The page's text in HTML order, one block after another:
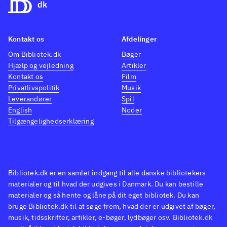
samtidsroman om mænd i
Fortællingerne er lavmælte og
melankolske tone og de
almenmenneskelige dilemmaer
sidder i en efter endt læsning
Donal Ryan, prisvindende irsk
forfatter, har tidligere udgivet
kredser om emner som
ensomhed, kærlighed, tvivl og
identitet. Oplagt også at kaste
sig over den fremragende
Bibliotek.dk er en samlet indgang til alle danske bibliotekers
materialer og til hvad der udgives i Danmark. Du kan bestille
materialer og så hente og låne på dit eget bibliotek. Du kan
bruge Bibliotek.dk til at søge frem, hvad der er udgivet af bøger,
musik, tidsskrifter, artikler, e-bøger, lydbøger osv. Bibliotek.dk
Kontakt os
Om Bibliotek.dk
Hjælp og vejledning
Kontakt os
Privatlivspolitik
Leverandører
English
Tilgængelighedserklæring
Afdelinger
Bøger
Artikler
Film
Musik
Spil
Noder